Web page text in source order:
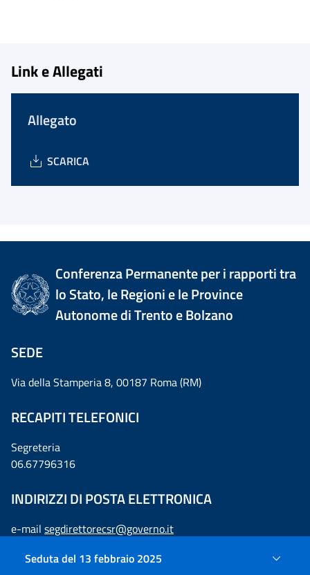
Seduta del 13 febbraio 2025
Link e Allegati
Allegato
SCARICA
Conferenza Permanente per i rapporti tra
lo Stato, le Regioni e le Province
Autonome di Trento e Bolzano
SEDE
Via della Stamperia 8, 00187 Roma (RM)
RECAPITI TELEFONICI
Segreteria
06.67796316
INDIRIZZI DI POSTA ELETTRONICA
e-mail segdirettorecsr@governo.it
pecstatoregioni@mailbox.governo.it